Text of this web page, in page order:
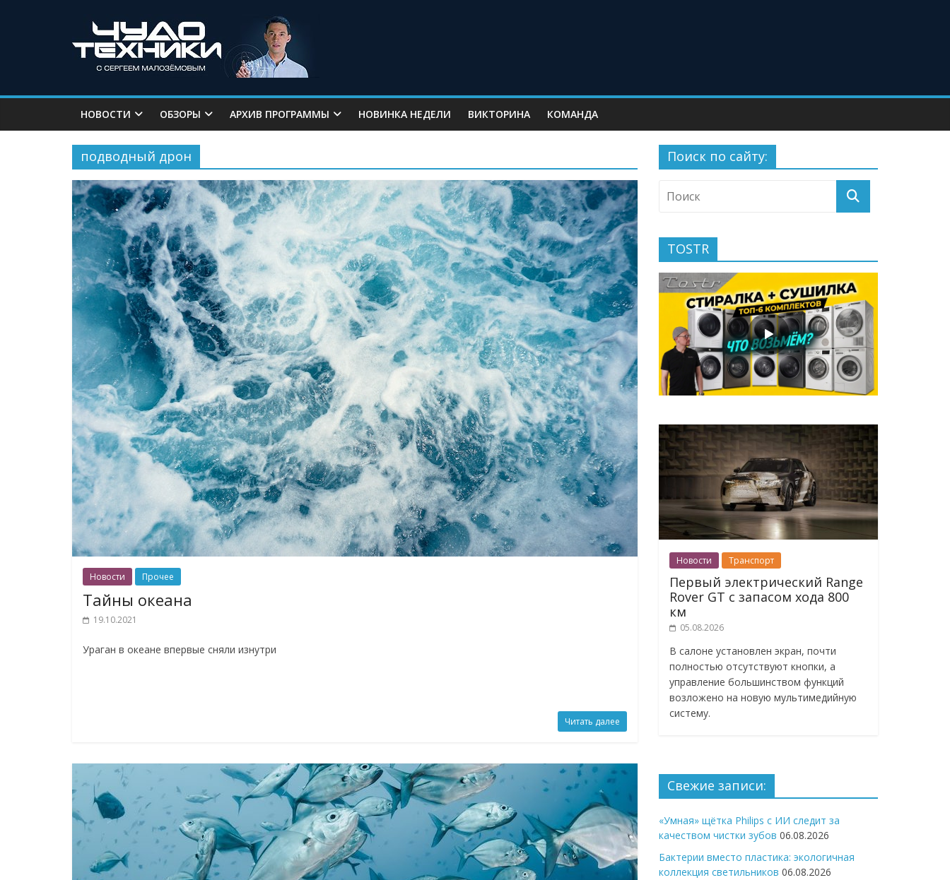
НОВОСТИ ОБЗОРЫ АРХИВ ПРОГРАММЫ НОВИНКА НЕДЕЛИ ВИКТОРИНА КОМАНДА
подводный дрон
Новости Прочее
Тайны океана
19.10.2021
Ураган в океане впервые сняли изнутри
Читать далее
Поиск по сайту:
TOSTR
Новости Транспорт
Первый электрический Range
Rover GT с запасом хода 800
км
05.08.2026
В салоне установлен экран, почти
полностью отсутствуют кнопки, а
управление большинством функций
возложено на новую мультимедийную
систему.
Свежие записи:
«Умная» щётка Philips с ИИ следит за
качеством чистки зубов 06.08.2026
Бактерии вместо пластика: экологичная
коллекция светильников 06.08.2026